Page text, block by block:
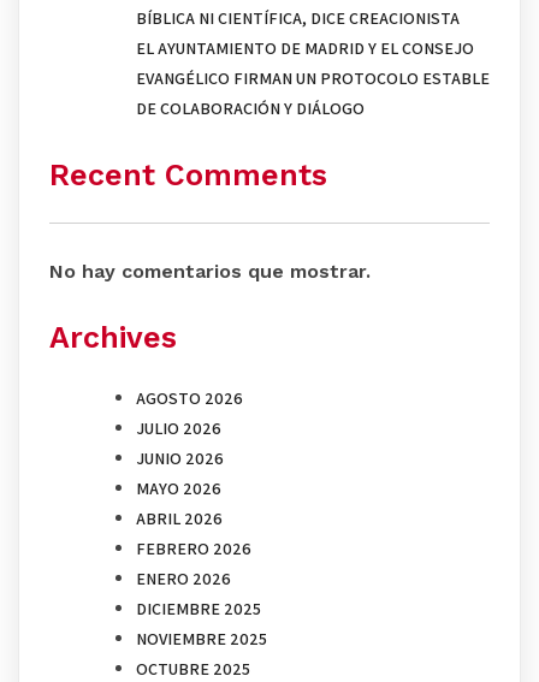
BÍBLICA NI CIENTÍFICA, DICE CREACIONISTA
EL AYUNTAMIENTO DE MADRID Y EL CONSEJO
EVANGÉLICO FIRMAN UN PROTOCOLO ESTABLE
DE COLABORACIÓN Y DIÁLOGO
Recent Comments
No hay comentarios que mostrar.
Archives
AGOSTO 2026
JULIO 2026
JUNIO 2026
MAYO 2026
ABRIL 2026
FEBRERO 2026
ENERO 2026
DICIEMBRE 2025
NOVIEMBRE 2025
OCTUBRE 2025